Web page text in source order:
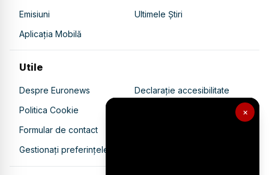
×
Emisiuni
Ultimele Știri
Aplicația Mobilă
Utile
Despre Euronews
Declarație accesibilitate
Politica Cookie
Politica de confidențialitate
Formular de contact
Gestionați preferințele